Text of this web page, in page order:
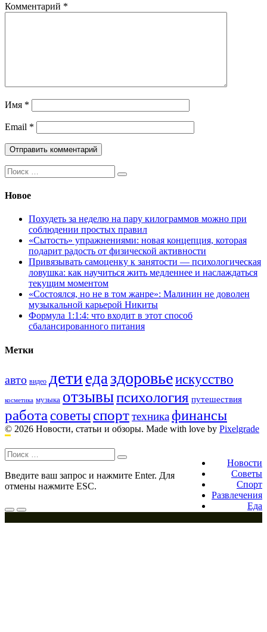
Комментарий *
Имя *
Email *
Поиск:
Новое
Похудеть за неделю на пару килограммов можно при
соблюдении простых правил
«Сытость» упражнениями: новая концепция, которая
подарит радость от физической активности
Привязывать самоценку к занятости — психологическая
ловушка: как научиться жить медленнее и наслаждаться
текущим моментом
«Состоялся, но не в том жанре»: Малинин не доволен
музыкальной карьерой Никиты
Формула 1:1:4: что входит в этот способ
сбалансированного питания
Метки
авто видео дети едаздоровьеискусство
косметика музыка отзывыпсихология путешествия
работа советы спорттехникафинансы
© 2026 Новости, статьи и обзоры. Made with love by Pixelgrade
navigation
Новости
Советы
Спорт
Развлечения
Еда
Поиск:
Введите ваш запрос и нажмите Enter. Для
отмены нажмите ESC.
Меню